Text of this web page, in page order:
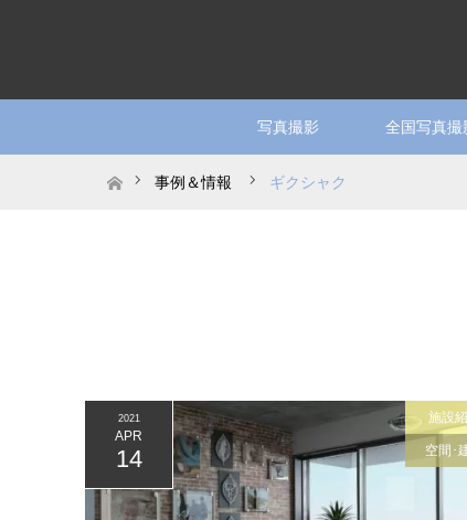
写真撮影 全国写真撮
ホーム事例＆情報 ギクシャク
2021
APR
14
施設
空間･